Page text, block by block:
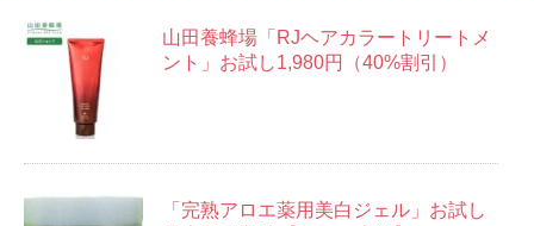
山田養蜂場「RJヘアカラートリートメ
ント」お試し1,980円（40%割引）
「完熟アロエ薬用美白ジェル」お試し